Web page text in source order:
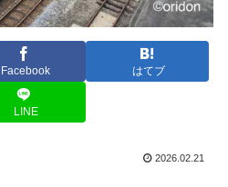
Facebook はてブ
LINE
2026.02.21